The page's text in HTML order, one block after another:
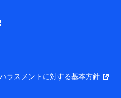
ラスメントに対する基本方針